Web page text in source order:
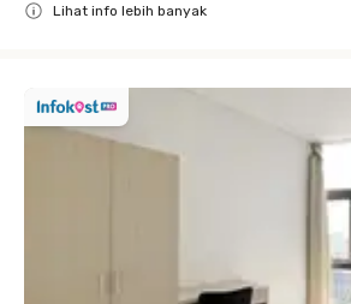
Lihat info lebih banyak